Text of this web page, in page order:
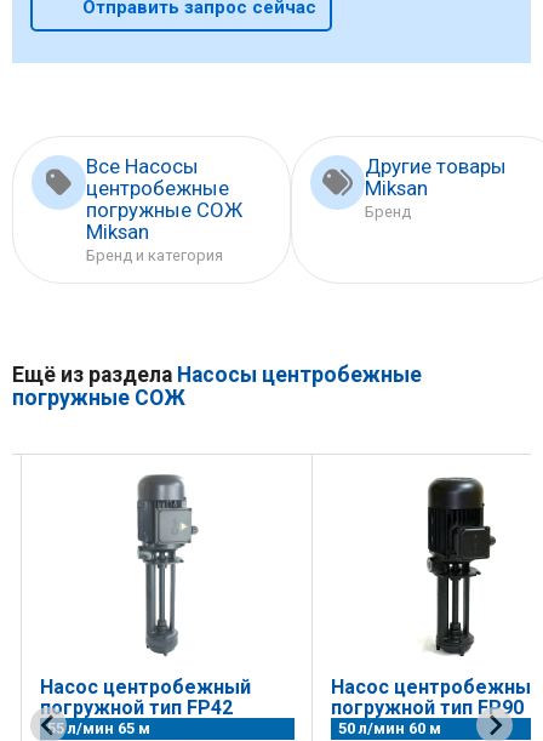
Отправить запрос сейчас
Все Насосы
центробежные
погружные СОЖ
Miksan
Бренд и категория
Другие товары
Miksan
Бренд
Ещё из раздела Насосы центробежные
погружные СОЖ
Насос центробежный
погружной тип FP42
55 л/мин 65 м
Насос центробежный
погружной тип FP90
50 л/мин 60 м